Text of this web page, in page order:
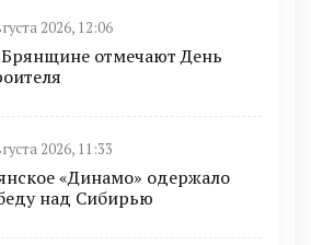
2026, 12:06
отмечают День
2026, 11:33
«Динамо» одержало
над Сибирью